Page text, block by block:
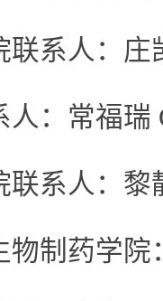
系人：庄
：常福瑞
系人：黎
制药学院